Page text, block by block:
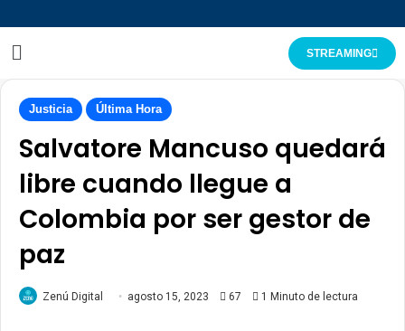
STREAMING
Justicia Última Hora
Salvatore Mancuso quedará
libre cuando llegue a
Colombia por ser gestor de
paz
Zenú Digital agosto 15, 2023 67 1 Minuto de lectura